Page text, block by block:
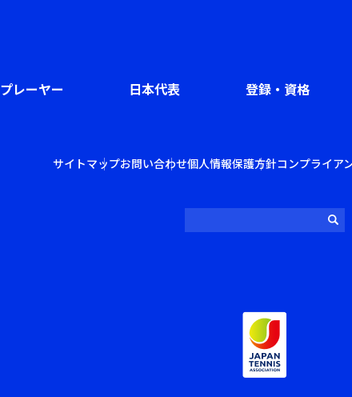
プレーヤー 日本代表 登録・資格
サイトマップお問い合わせ個人情報保護方針コンプライア